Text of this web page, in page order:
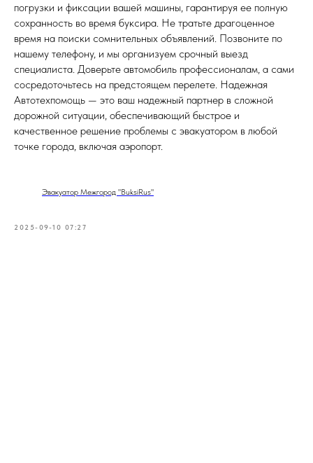
погрузки и фиксации вашей машины, гарантируя ее полную
сохранность во время буксира. Не тратьте драгоценное
время на поиски сомнительных объявлений. Позвоните по
нашему телефону, и мы организуем срочный выезд
специалиста. Доверьте автомобиль профессионалам, а сами
сосредоточьтесь на предстоящем перелете. Надежная
Автотехпомощь — это ваш надежный партнер в сложной
дорожной ситуации, обеспечивающий быстрое и
качественное решение проблемы с эвакуатором в любой
точке города, включая аэропорт.
Эвакуатор Межгород "BuksiRus"
2025-09-10 07:27